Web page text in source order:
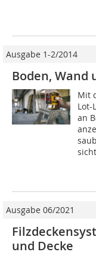
Ausgabe 1-2/2014
Boden, Wand
Mit
Lot-
an
Ausgabe 06/2021
und Decke